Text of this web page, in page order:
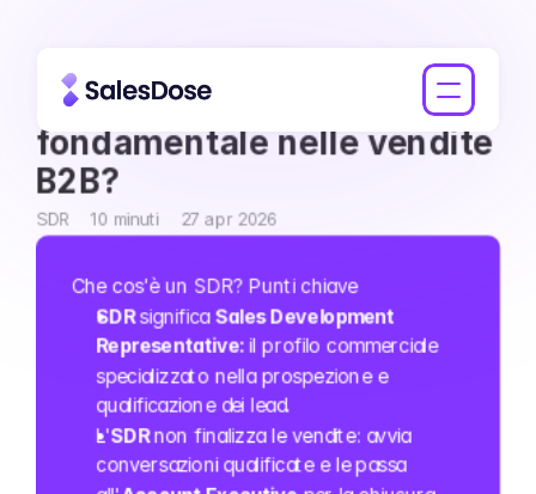
Cos'è un SDR e perché è
fondamentale nelle vendite
B2B?
SDR 10 minuti 27 apr 2026
Che cos'è un SDR? Punti chiave
SDR significa Sales Development
Representative: il profilo commerciale
specializzato nella prospezione e
qualificazione dei lead.
L'SDR non finalizza le vendite: avvia
conversazioni qualificate e le passa